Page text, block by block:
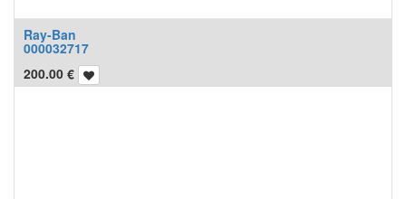
Ray-Ban
000032717
200.00 €